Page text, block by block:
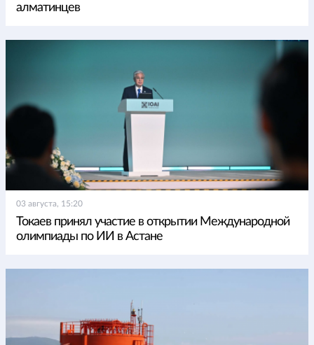
алматинцев
03 августа, 15:20
Токаев принял участие в открытии Международной
олимпиады по ИИ в Астане